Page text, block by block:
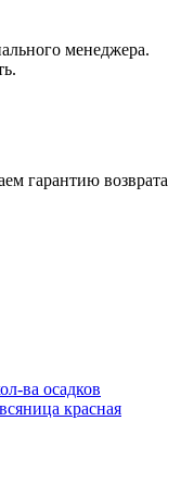
менеджера.
гарантию возврата
ва осадков
красная